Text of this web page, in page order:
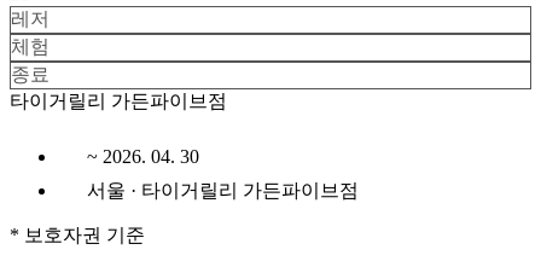
레저
체험
종료
타이거릴리 가든파이브점
~ 2026. 04. 30
서울 · 타이거릴리 가든파이브점
* 보호자권 기준